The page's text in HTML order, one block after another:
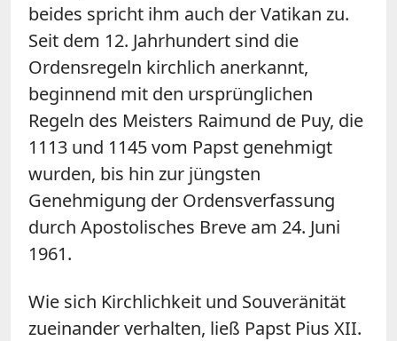
beides spricht ihm auch der Vatikan zu.
Seit dem 12. Jahrhundert sind die
Ordensregeln kirchlich anerkannt,
beginnend mit den ursprünglichen
Regeln des Meisters Raimund de Puy, die
1113 und 1145 vom Papst genehmigt
wurden, bis hin zur jüngsten
Genehmigung der Ordensverfassung
durch Apostolisches Breve am 24. Juni
1961.
Wie sich Kirchlichkeit und Souveränität
zueinander verhalten, ließ Papst Pius XII.